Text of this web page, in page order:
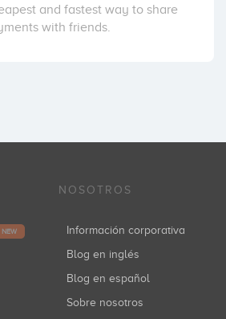
and fastest way to share
with friends.
NEW
NOSOTROS
Información corporativa
Blog en inglés
Blog en español
Sobre nosotros